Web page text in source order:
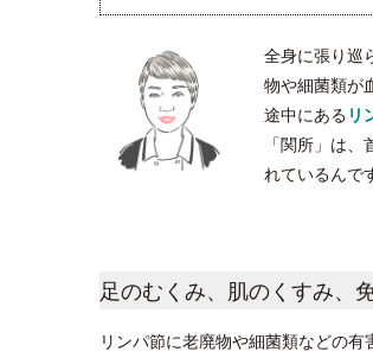
全身に張り巡
物や細菌類が
途中にある リ
「関所」は
れているんで
足のむくみ、肌のくすみ、
リンパ節に老廃物や細菌類などの